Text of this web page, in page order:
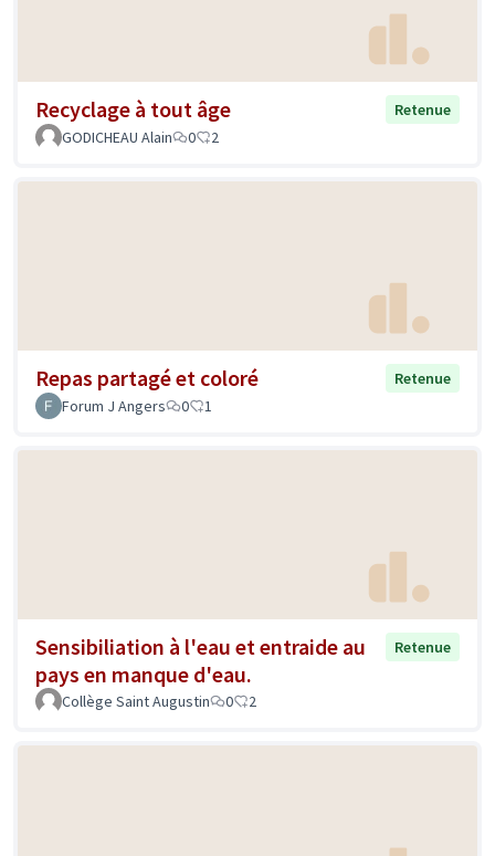
Recyclage à tout âge
Retenue
GODICHEAU Alain
0 2
Repas partagé et coloré
Retenue
Forum J Angers
0 1
Sensibiliation à l'eau et entraide au
pays en manque d'eau.
Retenue
Collège Saint Augustin 0 2